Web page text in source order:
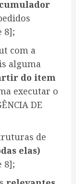
8];
com a
alguma
do item
executar o
DE
de
elas)
8];